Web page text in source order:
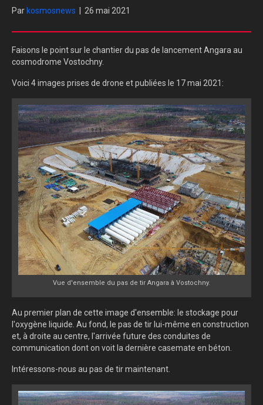
Par kosmosnews 26 mai 2021
Faisons le point sur le chantier du pas de lancement Angara au
cosmodrome Vostochny.
Voici 4 images prises de drone et publiées le 17 mai 2021:
Vue d'ensemble du pas de tir Angara à Vostochny.
Au premier plan de cette image d'ensemble: le stockage pour
l'oxygène liquide. Au fond, le pas de tir lui-même en construction
et, à droite au centre, l'arrivée future des conduites de
communication dont on voit la dernière casemate en béton.
Intéressons-nous au pas de tir maintenant.